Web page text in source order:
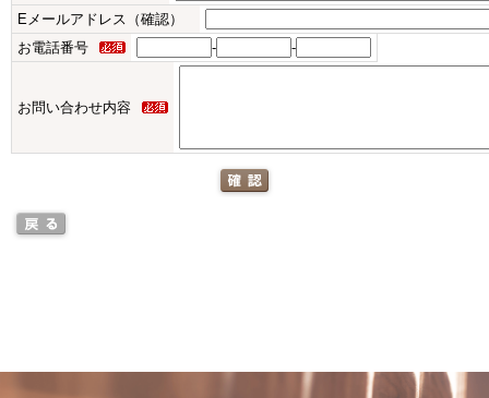
Eメールアドレス（確認）
お電話番号
- -
お問い合わせ内容